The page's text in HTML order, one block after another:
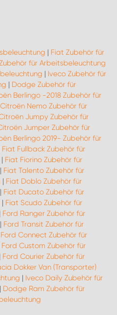
| Fiat Zubehör für
für Arbeitsbeleuchtung
| Iveco Zubehör für
| Dodge Zubehör für
Berlingo -2018 Zubehör für
Citroën Nemo Zubehör für
Jumpy Zubehör für
Jumper Zubehör für
Berlingo 2019- Zubehör für
Fiat Fullback Zubehör für
| Fiat Fiorino Zubehör für
| Fiat Talento Zubehör für
| Fiat Doblo Zubehör für
| Fiat Ducato Zubehör für
| Fiat Scudo Zubehör für
Ford Ranger Zubehör für
| Ford Transit Zubehör für
Ford Connect Zubehör für
Ford Custom Zubehör für
Ford Courier Zubehör für
Dokker Van (Transporter)
| Iveco Daily Zubehör für
| Dodge Ram Zubehör für